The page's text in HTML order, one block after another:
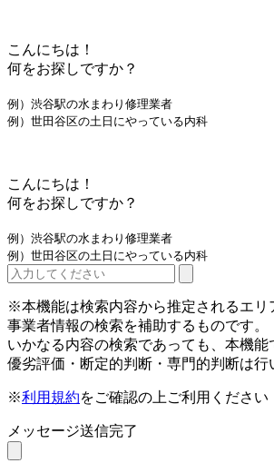
こんにちは！
何をお探しですか？
例）渋谷駅の水まわり修理業者
例）世田谷区の土日にやっている内科
こんにちは！
何をお探しですか？
例）渋谷駅の水まわり修理業者
例）世田谷区の土日にやっている内科
※本機能は検索内容から推定されるエリ
事業者情報の検索を補助するものです。
いかなる内容の検索であっても、本機能
優劣評価・断定的判断・専門的判断は行
※利用規約をご確認の上ご利用ください
メッセージ送信完了